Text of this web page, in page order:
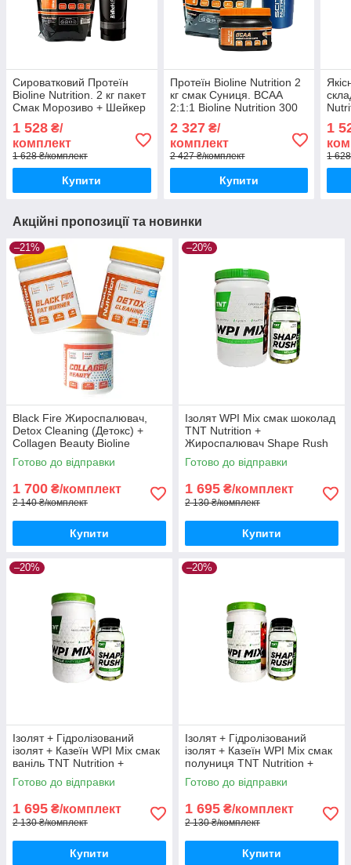
Сироватковий Протеїн
Bioline Nutrition. 2 кг пакет
Смак Морозиво + Шейкер
1 528 ₴/
комплект
1 628 ₴/комплект
Купити
Протеїн Bioline Nutrition 2
кг смак Суниця. BCAA
2:1:1 Bioline Nutrition 300
2 327₴/
комплект
2 427 ₴/комплект
Купити
1
1
Акційні пропозиції та новинки
–21%
Black Fire Жироспалювач,
Detox Cleaning (Детокс) +
Collagen Beauty Bioline
Nutrition
Готово до відправки
1 700 ₴/комплект
2 140 ₴/комплект
Купити
–20%
Ізолят WPI Mix смак шоколад
TNT Nutrition +
Жироспалювач Shape Rush
Готово до відправки
1 695 ₴/комплект
2 130 ₴/комплект
Купити
–20%
Ізолят + Гідролізований
ізолят + Казеїн WPI Mix смак
ваніль TNT Nutrition +
Жироспалювач Shape Rush
Готово до відправки
1 695 ₴/комплект
2 130 ₴/комплект
Купити
–20%
Ізолят + Гідролізований
ізолят + Казеїн WPI Mix смак
полуниця TNT Nutrition +
Shape Rush
Готово до відправки
1 695 ₴/комплект
2 130 ₴/комплект
Купити